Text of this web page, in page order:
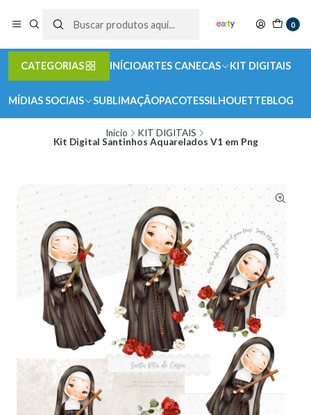
0
CATEGORIAS INÍCIOARTES CANECAS KIT DIGITAIS
MÍDIAS SOCIAIS SUBLIMAÇÃOPACOTESSILHOUETTEBLOG
Início
KIT DIGITAIS
Kit Digital Santinhos Aquarelados V1 em Png